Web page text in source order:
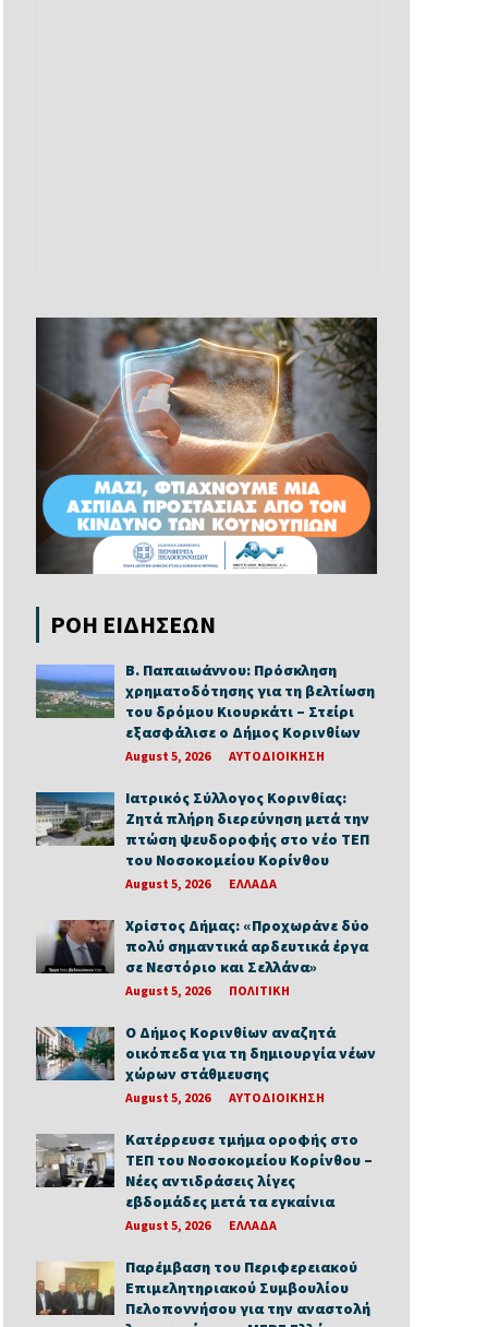
ΡΟΗ ΕΙΔΗΣΕΩΝ
Β. Παπαιωάννου: Πρόσκληση
χρηματοδότησης για τη βελτίωση
του δρόμου Κιουρκάτι – Στείρι
εξασφάλισε ο Δήμος Κορινθίων
August 5, 2026 ΑΥΤΟΔΙΟΙΚΗΣΗ
Ιατρικός Σύλλογος Κορινθίας:
Ζητά πλήρη διερεύνηση μετά την
πτώση ψευδοροφής στο νέο ΤΕΠ
του Νοσοκομείου Κορίνθου
August 5, 2026 ΕΛΛΑΔΑ
Χρίστος Δήμας: «Προχωράνε δύο
πολύ σημαντικά αρδευτικά έργα
σε Νεστόριο και Σελλάνα»
August 5, 2026 ΠΟΛΙΤΙΚΗ
Ο Δήμος Κορινθίων αναζητά
οικόπεδα για τη δημιουργία νέων
χώρων στάθμευσης
August 5, 2026 ΑΥΤΟΔΙΟΙΚΗΣΗ
Κατέρρευσε τμήμα οροφής στο
ΤΕΠ του Νοσοκομείου Κορίνθου –
Νέες αντιδράσεις λίγες
εβδομάδες μετά τα εγκαίνια
August 5, 2026 ΕΛΛΑΔΑ
Παρέμβαση του Περιφερειακού
Επιμελητηριακού Συμβουλίου
Πελοποννήσου για την αναστολή